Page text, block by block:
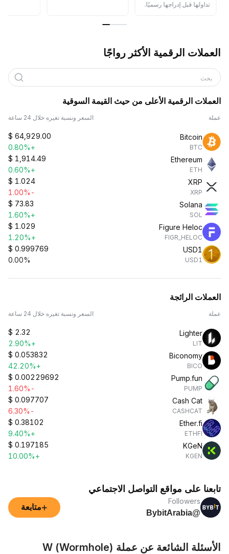
تداولها قبل إدراجها رسميًا.
العملات الرقمية الأكثر رواجًا
بحث
العملات الرقمية الأعلى من حيث القيمة السوقية
عملة السعر ونسبة تغيره خلال 24 ساعة
Bitcoin
BTC
$ 64,929.00
+0.80%
Ethereum
ETH
$ 1,914.49
+0.60%
XRP
XRP
$ 1.024
-1.00%
Solana
SOL
$ 73.83
+1.60%
Figure Heloc
FIGR_HELOC
$ 1.029
+1.20%
USD1
USD1
$ 0.999769
0.00%
العملات الرائجة
عملة السعر ونسبة تغيره خلال 24 ساعة
Lighter
LIT
$ 2.32
+2.90%
Biconomy
BICO
$ 0.053832
+42.20%
Pump.fun
PUMP
$ 0.00229692
-1.60%
Cash Cat
CASHCAT
$ 0.097707
-6.30%
Ether.fi
ETHFI
$ 0.38102
+9.40%
KGeN
KGEN
$ 0.197185
+10.00%
تابعنا على مواقع التواصل الاجتماعي
Followers
@BybitArabia
+متابعة
الأسئلة الشائعة عن عملة W (Wormhole)